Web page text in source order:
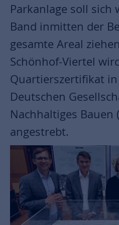
Parkanlage soll sich
Band inmitten der
gesamte Areal
Schönhof-Viertel
Quartierszertifikat
Deutschen
Nachhaltiges Bauen
angestrebt.